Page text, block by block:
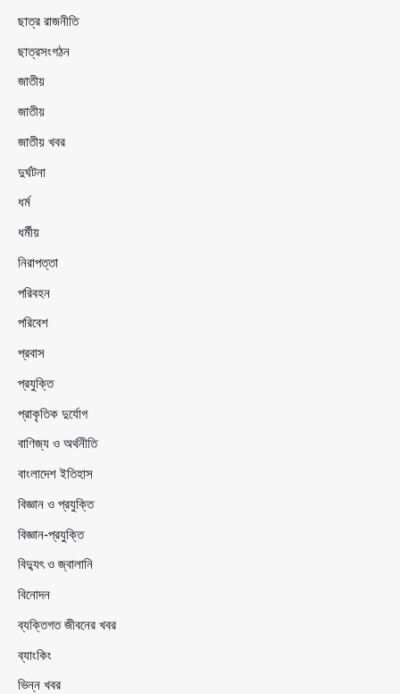
ছাত্র রাজনীতি
ছাত্রসংগঠন
জাতীয়
জাতীয়
জাতীয় খবর
দুর্ঘটনা
ধর্ম
ধর্মীয়
নিরাপত্তা
পরিবহন
পরিবেশ
প্রবাস
প্রযুক্তি
প্রাকৃতিক দুর্যোগ
বাণিজ্য ও অর্থনীতি
বাংলাদেশ ইতিহাস
বিজ্ঞান ও প্রযুক্তি
বিজ্ঞান-প্রযুক্তি
বিদ্যুৎ ও জ্বালানি
বিনোদন
ব্যক্তিগত জীবনের খবর
ব্যাংকিং
ভিন্ন খবর